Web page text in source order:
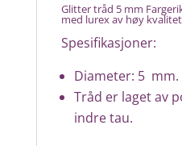
Glitter tråd 5 mm
med lurex av høy
Spesifikasjoner:
Diameter: 5 mm.
Tråd er laget av
indre tau.